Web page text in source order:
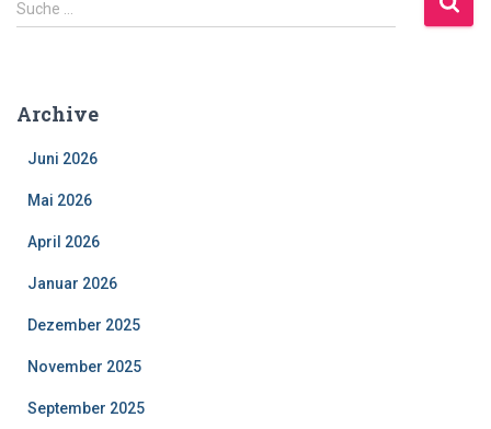
u
n
Suche …
Archive
Juni 2026
Mai 2026
April 2026
Januar 2026
Dezember 2025
November 2025
September 2025